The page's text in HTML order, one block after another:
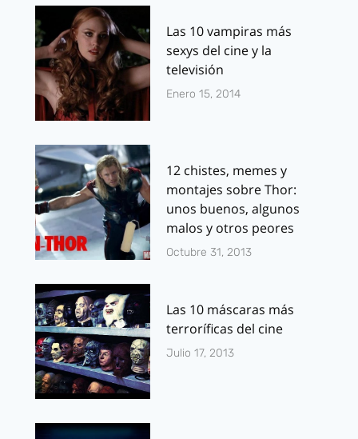
Las 10 vampiras más
sexys del cine y la
televisión
Enero 15, 2014
12 chistes, memes y
montajes sobre Thor:
unos buenos, algunos
malos y otros peores
Octubre 31, 2013
Las 10 máscaras más
terroríficas del cine
Julio 17, 2013